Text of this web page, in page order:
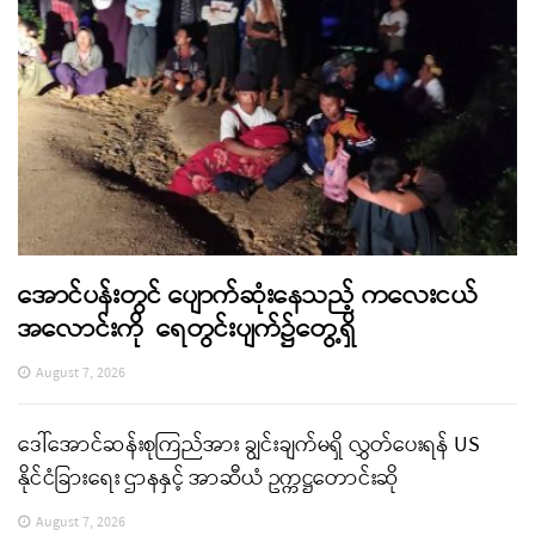
အောင်ပန်းတွင် ပျောက်ဆုံးနေသည့် ကလေးငယ်
အလောင်းကို ရေတွင်းပျက်၌တွေ့ရှိ
August 7, 2026
ဒေါ်အောင်ဆန်းစုကြည်အား ချွင်းချက်မရှိ လွှတ်ပေးရန် US
နိုင်ငံခြားရေး ဌာနနှင့် အာဆီယံ ဥက္ကဋ္ဌတောင်းဆို
August 7, 2026